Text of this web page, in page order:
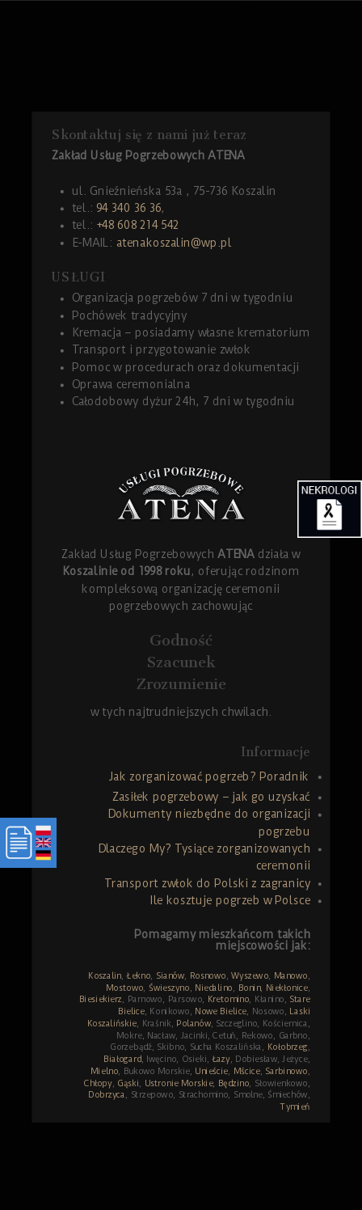
Skontaktuj się z nami już teraz
Zakład Usług Pogrzebowych ATENA
ul. Gnieźnieńska 53a , 75-736 Koszalin
tel.: 94 340 36 36,
tel.: +48 608 214 542
E-MAIL: atenakoszalin@wp.pl
USŁUGI
Organizacja pogrzebów 7 dni w tygodniu
Pochówek tradycyjny
Kremacja – posiadamy własne krematorium
Transport i przygotowanie zwłok
Pomoc w procedurach oraz dokumentacji
Oprawa ceremonialna
Całodobowy dyżur 24h, 7 dni w tygodniu
Zakład Usług Pogrzebowych ATENAdziała w
Koszalinie od 1998 roku, oferując rodzinom
kompleksową organizację ceremonii
pogrzebowych zachowując
Godność
Szacunek
Zrozumienie
w tych najtrudniejszych chwilach.
Informacje
Jak zorganizować pogrzeb? Poradnik
Zasiłek pogrzebowy – jak go uzyskać
Dokumenty niezbędne do organizacji
pogrzebu
Dlaczego My? Tysiące zorganizowanych
ceremonii
Transport zwłok do Polski z zagranicy
Ile kosztuje pogrzeb w Polsce
Pomagamy mieszkańcom takich
miejscowości jak:
Koszalin ,Łekno Sianów Rosnowo ,Wyszewo Manowo
Mostowo Świeszyno Niedalino Bonin, Niekłonice,
Biesiekierz, Parnowo, Parsowo, Kretomino, Kłanino, Stare
Bielice, Konikowo, Nowe Bielice, Nosowo, Laski
Koszalińskie, Kraśnik, Polanów, Szczeglino, Kościernica,
Mokre, Nacław, Jacinki, Cetuń, Rekowo, Garbno,
Gorzebądź, Skibno, Sucha Koszalińska, Kołobrzeg,
Białogard, Iwęcino, Osieki,Łazy, Dobiesław, Jeżyce,
Mielno, Bukowo Morskie, Unieście, Mścice, Sarbinowo,
Chłopy, Gąski Ustronie Morskie, Będzino , Słowienkowo,
Dobrzyca, Strzepowo, Strachomino, Smolne, Śmiechów,
Tymień